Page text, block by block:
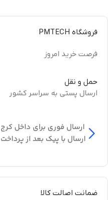
فروشگاه PMTECH
فرصت خرید امروز
حمل و نقل
ارسال پستی به سراسر کشور
ارسال فوری برای داخل کرج
ارسال با پیک بعد از پرداخت
ضمانت اصالت کالا